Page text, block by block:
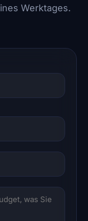
Werktages.